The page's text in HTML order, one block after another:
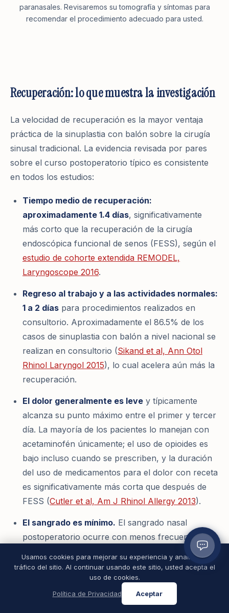
paranasales. Revisaremos su tomografía y síntomas para
recomendar el procedimiento adecuado para usted.
Recuperación: lo que muestra la investigación
La velocidad de recuperación es la mayor ventaja
práctica de la sinuplastia con balón sobre la cirugía
sinusal tradicional. La evidencia revisada por pares
sobre el curso postoperatorio típico es consistente
en todos los estudios:
Tiempo medio de recuperación:
aproximadamente 1.4 días, significativamente
más corto que la recuperación de la cirugía
endoscópica funcional de senos (FESS), según el
estudio de cohorte extendida REMODEL,
Laryngoscope 2016.
Regreso al trabajo y a las actividades normales:
1 a 2 días para procedimientos realizados en
consultorio. Aproximadamente el 86.5% de los
casos de sinuplastia con balón a nivel nacional se
realizan en consultorio (Sikand et al, Ann Otol
Rhinol Laryngol 2015), lo cual acelera aún más la
recuperación.
El dolor generalmente es leve y típicamente
alcanza su punto máximo entre el primer y tercer
día. La mayoría de los pacientes lo manejan con
acetaminofén únicamente; el uso de opioides es
bajo incluso cuando se prescriben, y la duración
del uso de medicamentos para el dolor con receta
es significativamente más corta que después de
FESS (Cutler et al, Am J Rhinol Allergy 2013).
El sangrado es mínimo. El sangrado nasal
postoperatorio ocurre con menos frecuencia que
con FESS. Es esperable un drenaje nasal con
trazas de sangre durante los primeros días, pero
el sangrado intenso es raro.
Menos visitas de limpieza.
La sinuplastia con
Usamos cookies para mejorar su experiencia y analizar el
tráfico del sitio. Al continuar usando este sitio, usted acepta el
uso de cookies.
Política de Privacidad
Aceptar